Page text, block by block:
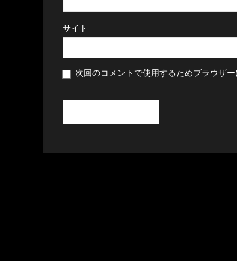
サイト
次回のコメントで使用するためブラウザ